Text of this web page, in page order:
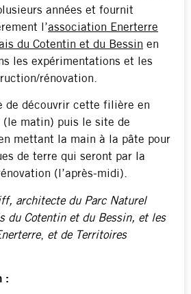
années et fournit
l’association Enerterre
du Cotentin et du Bessin en
les expérimentations et les
rénovation.
de découvrir cette filière en
matin) puis le site de
mettant la main à la pâte pour
de terre qui seront par la
(l’après-midi).
architecte du Parc Naturel
du Cotentin et du Bessin, et les
, et de Territoires
: